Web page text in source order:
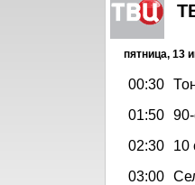
пятница, 13
00:30
01:50
02:30
10
03:00